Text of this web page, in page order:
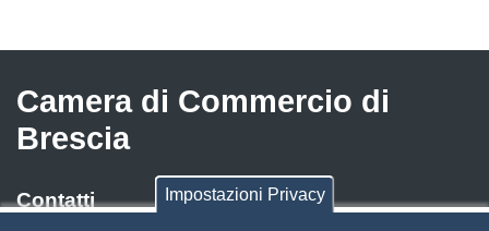
Camera di Commercio di
Brescia
Contatti Impostazioni Privacy